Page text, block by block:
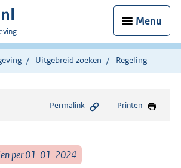
Menu
Uitgebreid zoeken Regeling
Permalink Printen
per 01-01-2024